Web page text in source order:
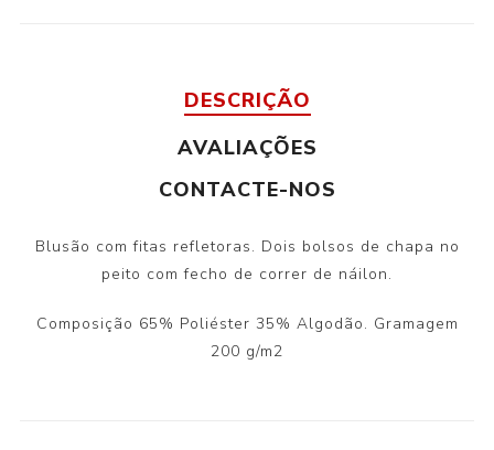
DESCRIÇÃO
AVALIAÇÕES
CONTACTE-NOS
Blusão com fitas refletoras. Dois bolsos de chapa no
peito com fecho de correr de náilon.
Composição 65% Poliéster 35% Algodão. Gramagem
200 g/m2